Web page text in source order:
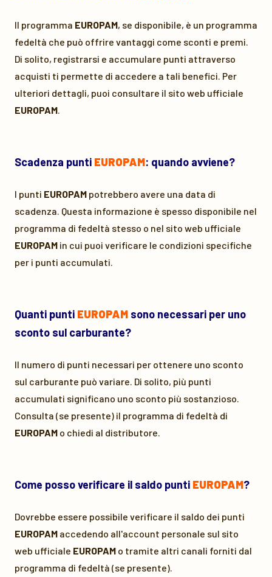
Il programma EUROPAM, se disponibile, è un programma
fedeltà che può offrire vantaggi come sconti e premi.
Di solito, registrarsi e accumulare punti attraverso
acquisti ti permette di accedere a tali benefici. Per
ulteriori dettagli, puoi consultare il sito web ufficiale
EUROPAM.
Scadenza punti EUROPAM: quando avviene?
I punti EUROPAM potrebbero avere una data di
scadenza. Questa informazione è spesso disponibile nel
programma di fedeltà stesso o nel sito web ufficiale
EUROPAM in cui puoi verificare le condizioni specifiche
per i punti accumulati.
Quanti punti EUROPAM sono necessari per uno
sconto sul carburante?
Il numero di punti necessari per ottenere uno sconto
sul carburante può variare. Di solito, più punti
accumulati significano uno sconto più sostanzioso.
Consulta (se presente) il programma di fedeltà di
EUROPAM o chiedi al distributore.
Come posso verificare il saldo punti EUROPAM?
Dovrebbe essere possibile verificare il saldo dei punti
EUROPAM accedendo all'account personale sul sito
web ufficiale EUROPAM o tramite altri canali forniti dal
programma di fedeltà (se presente).